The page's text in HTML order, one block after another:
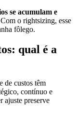
se acumulam e
o rightsizing, esse
fôlego.
qual é a
de custos têm
contínuo e
ajuste preserve